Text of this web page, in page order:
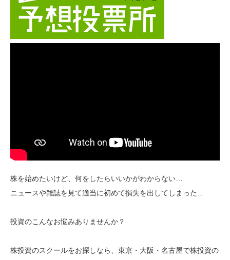
株を始めたいけど、何をしたらいいかがわからない…
ニュースや雑誌を見て適当に初めて損失を出してしまった…
投資のこんなお悩みありませんか？
株投資のスクールをお探しなら、東京・大阪・名古屋で株投資の